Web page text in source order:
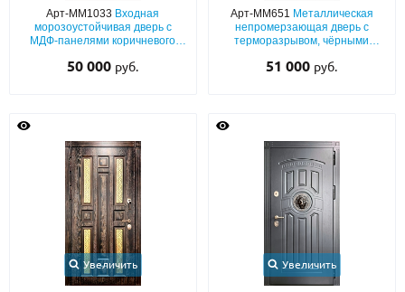
Арт-ММ1033 Входная
морозоустойчивая дверь с
МДФ-панелями коричневого
стеклопакетом и кованой
50 000 руб.
Арт-ММ651 Металлическая
непромерзающая дверь с
терморазрывом, чёрными
шпоном, со стеклопакетом и
51 000 руб.
Увеличить Увеличить